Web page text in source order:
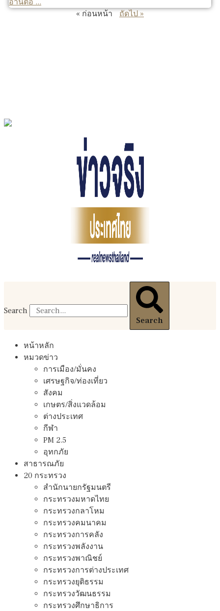
« ก่อนหน้า
ถัดไป »
Search
Search
หน้าหลัก
หมวดข่าว
การเมือง/มั่นคง
เศรษฐกิจ/ท่องเที่ยว
สังคม
เกษตร/สิ่งแวดล้อม
ต่างประเทศ
กีฬา
PM 2.5
อุทกภัย
สาธารณภัย
20 กระทรวง
สํานักนายกรัฐมนตรี
กระทรวงมหาดไทย
กระทรวงกลาโหม
กระทรวงคมนาคม
กระทรวงการคลัง
กระทรวงพลังงาน
กระทรวงพาณิชย์
กระทรวงการต่างประเทศ
กระทรวงยุติธรรม
กระทรวงวัฒนธรรม
กระทรวงศึกษาธิการ